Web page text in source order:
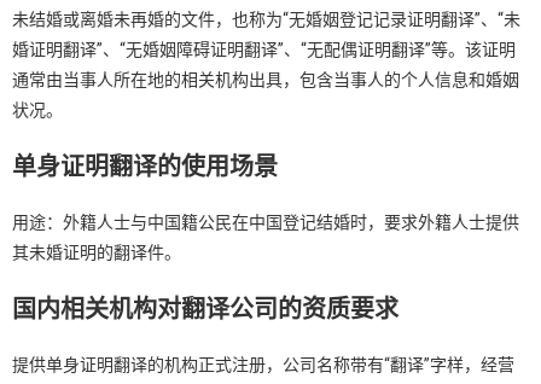
未结婚或离婚未再婚的文件，也称为“无婚姻登记记录证明翻译”、“未
婚证明翻译”、“无婚姻障碍证明翻译”、“无配偶证明翻译”等。该证明
通常由当事人所在地的相关机构出具，包含当事人的个人信息和婚姻
状况。
单身证明翻译的使用场景
用途：外籍人士与中国籍公民在中国登记结婚时，要求外籍人士提供
其未婚证明的翻译件。
国内相关机构对翻译公司的资质要求
提供单身证明翻译的机构正式注册，公司名称带有“翻译”字样，经营